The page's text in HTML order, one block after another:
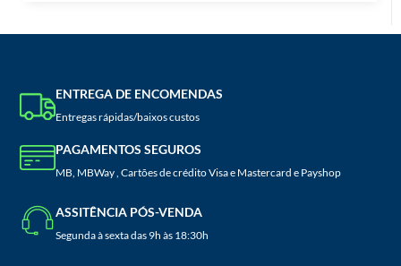
ENTREGA DE ENCOMENDAS
Entregas rápidas/baixos custos
PAGAMENTOS SEGUROS
MB, MBWay , Cartões de crédito Visa e Mastercard e Payshop
ASSITÊNCIA PÓS-VENDA
Segunda à sexta das 9h às 18:30h